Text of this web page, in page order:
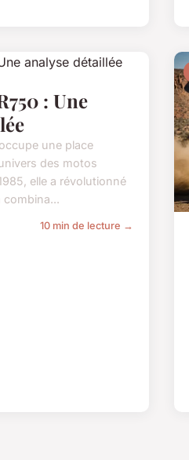
: Une
une place
des motos
elle a révolutionné
combina...
10 min de lecture →